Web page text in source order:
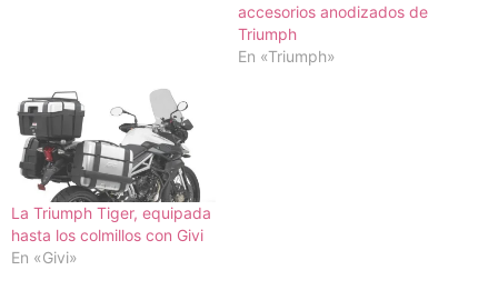
accesorios anodizados de
Triumph
En «Triumph»
La Triumph Tiger, equipada
hasta los colmillos con Givi
En «Givi»